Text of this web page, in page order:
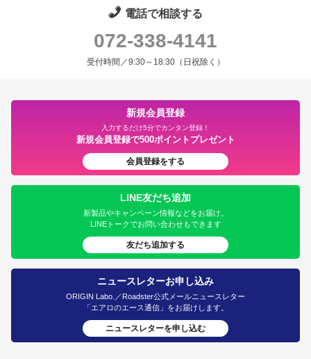
電話で相談する
072-338-4141
受付時間／9:30～18:30（日祝除く）
新規会員登録
入力するだけ5分でカンタン登録！
新規会員登録で500ポイントプレゼント
会員登録をする
LINE友だち追加
新製品やキャンペーン情報などをお届け。
LINEトークでお問い合わせもできます
友だち追加する
ニュースレターお申し込み
ORIGIN Labo.／Roadster公式メールニュースレター
「エアロのエース通信」をお届けします。
ニュースレターを申し込む